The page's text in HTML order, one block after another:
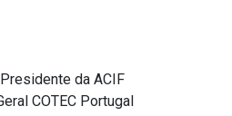
da ACIF
COTEC Portugal